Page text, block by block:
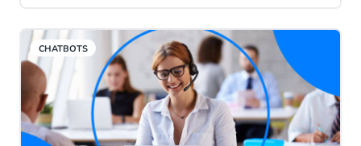
Abgabe und Sammlung von Informationen
in Form von herkömmlichen
Kundenbefragungen sowohl für
Verbraucher als auch für Unternehmen oft
zeitaufwändig und mühsam ist.
CHATBOTS